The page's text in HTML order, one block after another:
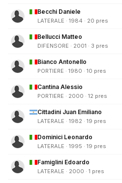
Becchi Daniele
LATERALE · 1984 · 20 pres
Bellucci Matteo
DIFENSORE · 2001 · 3 pres
Bianco Antonello
PORTIERE · 1980 · 10 pres
Cantina Alessio
PORTIERE · 2000 · 12 pres
Cittadini Juan Emiliano
LATERALE · 1982 · 19 pres
Dominici Leonardo
LATERALE · 1995 · 19 pres
Famiglini Edoardo
LATERALE · 2000 · 1 pres